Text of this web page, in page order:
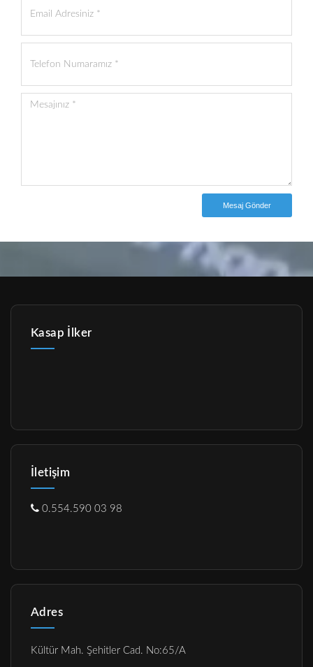
Mesaj Gönder
Kasap İlker
İletişim
0.554.590 03 98
Adres
Kültür Mah. Şehitler Cad. No:65/A